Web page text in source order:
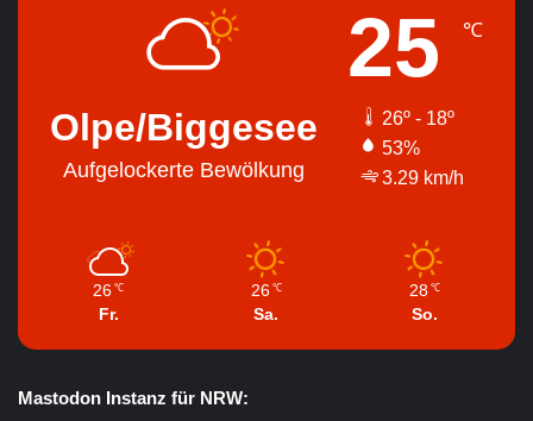
Olpe/Biggesee
Aufgelockerte Bewölkung
25 ℃
26º - 18º
53%
3.29 km/h
26 ℃
Fr.
26 ℃
Sa.
28 ℃
So.
Mastodon Instanz für NRW: